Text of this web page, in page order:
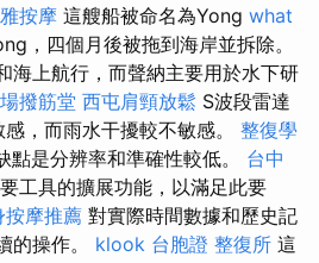
按摩 這艘船被命名為Yong what
，四個月後被拖到海岸並拆除。
海上航行，而聲納主要用於水下研
撥筋堂 西屯肩頸放鬆 S波段雷達
，而雨水干擾較不敏感。 整復學
點是分辨率和準確性較低。 台中
工具的擴展功能，以滿足此要
按摩推薦 對實際時間數據和歷史記
的操作。 klook 台胞證 整復所 這